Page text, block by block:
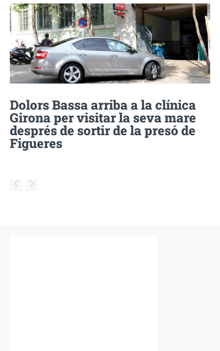
Dolors Bassa arriba a la clínica
Girona per visitar la seva mare
després de sortir de la presó de
Figueres